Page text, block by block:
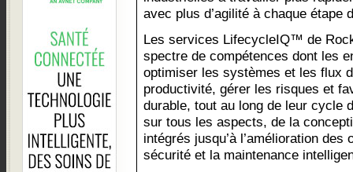
avec plus d’agilité à chaque étape
Les services LifecycleIQ™ de
spectre de compétences dont les
optimiser les systèmes et les flux
productivité, gérer les risques et
durable, tout au long de leur cycle
sur tous les aspects, de la
intégrés jusqu’à l’amélioration
sécurité et la maintenance